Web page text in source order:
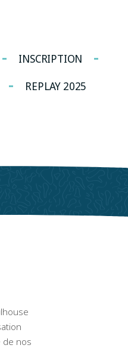
INSCRIPTION
REPLAY 2025
de nos